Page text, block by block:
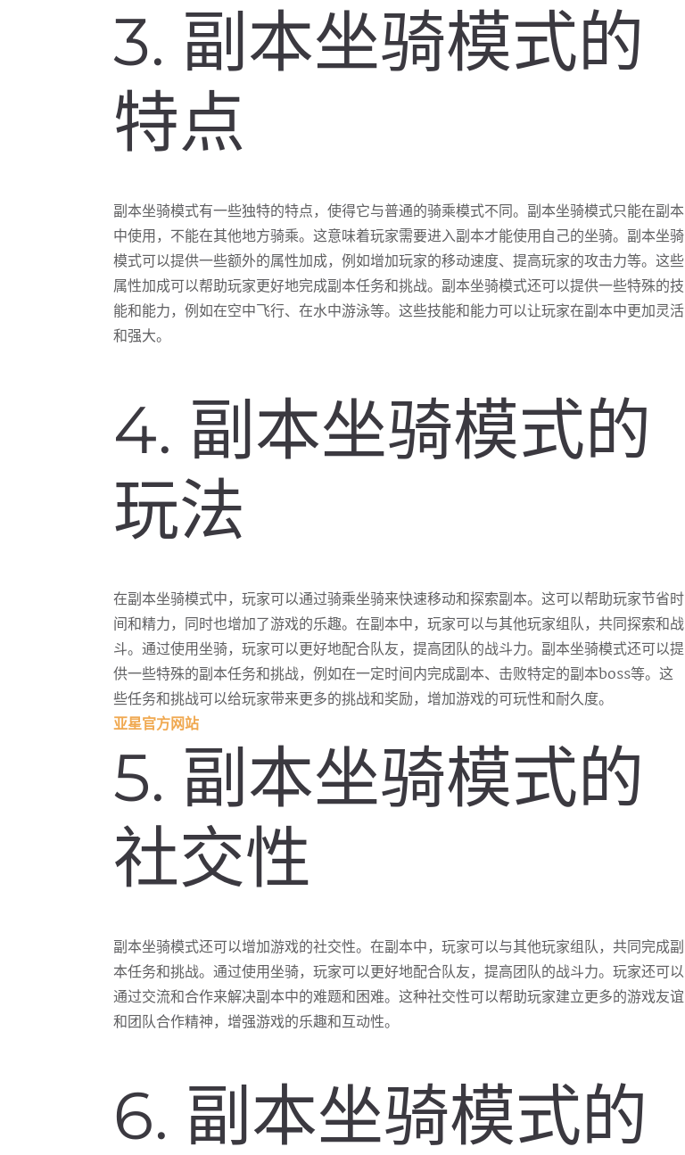
3. 副本坐骑模式的
特点
副本坐骑模式有一些独特的特点，使得它与普通的骑乘模式不同。副本坐骑模式只能在副本
中使用，不能在其他地方骑乘。这意味着玩家需要进入副本才能使用自己的坐骑。副本坐骑
模式可以提供一些额外的属性加成，例如增加玩家的移动速度、提高玩家的攻击力等。这些
属性加成可以帮助玩家更好地完成副本任务和挑战。副本坐骑模式还可以提供一些特殊的技
能和能力，例如在空中飞行、在水中游泳等。这些技能和能力可以让玩家在副本中更加灵活
和强大。
4. 副本坐骑模式的
玩法
在副本坐骑模式中，玩家可以通过骑乘坐骑来快速移动和探索副本。这可以帮助玩家节省时
间和精力，同时也增加了游戏的乐趣。在副本中，玩家可以与其他玩家组队，共同探索和战
斗。通过使用坐骑，玩家可以更好地配合队友，提高团队的战斗力。副本坐骑模式还可以提
供一些特殊的副本任务和挑战，例如在一定时间内完成副本、击败特定的副本boss等。这
些任务和挑战可以给玩家带来更多的挑战和奖励，增加游戏的可玩性和耐久度。
亚星官方网站
5. 副本坐骑模式的
社交性
副本坐骑模式还可以增加游戏的社交性。在副本中，玩家可以与其他玩家组队，共同完成副
本任务和挑战。通过使用坐骑，玩家可以更好地配合队友，提高团队的战斗力。玩家还可以
通过交流和合作来解决副本中的难题和困难。这种社交性可以帮助玩家建立更多的游戏友谊
和团队合作精神，增强游戏的乐趣和互动性。
6. 副本坐骑模式的